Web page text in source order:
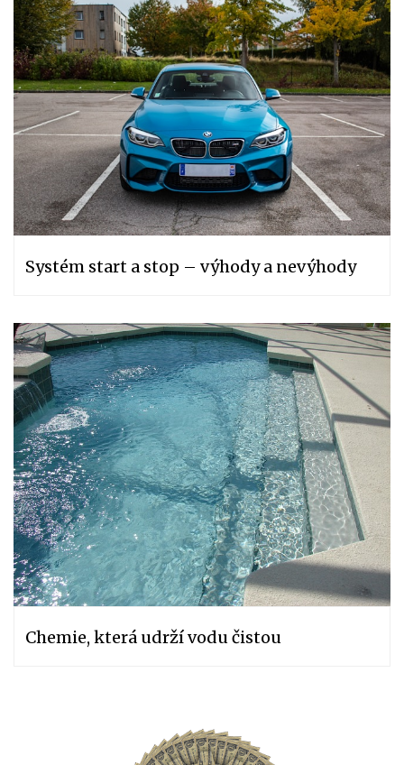
Systém start a stop – výhody a nevýhody
Chemie, která udrží vodu čistou